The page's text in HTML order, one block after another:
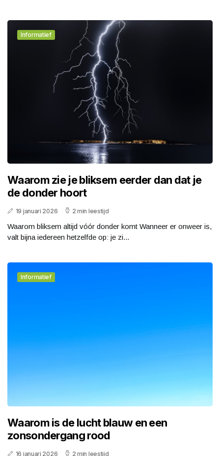
Informatief
Waarom zie je bliksem eerder dan dat je
de donder hoort
19 januari 2026 2 min leestijd
Waarom bliksem altijd vóór donder komt Wanneer er onweer is,
valt bijna iedereen hetzelfde op: je zi...
Informatief
Waarom is de lucht blauw en een
zonsondergang rood
16 januari 2026 2 min leestijd